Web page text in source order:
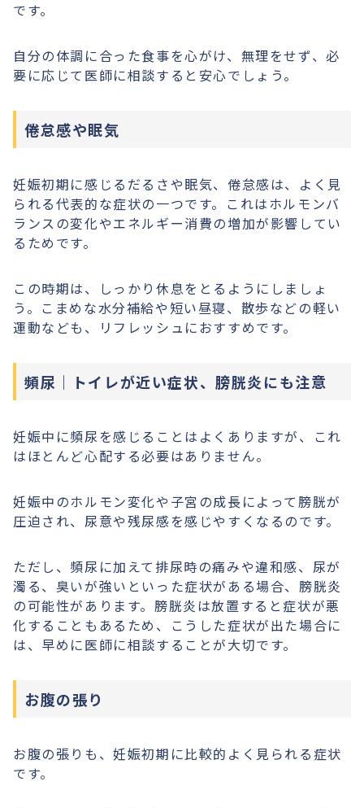
です。
自分の体調に合った食事を心がけ、無理をせず、必
要に応じて医師に相談すると安心でしょう。
倦怠感や眠気
妊娠初期に感じるだるさや眠気、倦怠感は、よく見
られる代表的な症状の一つです。これはホルモンバ
ランスの変化やエネルギー消費の増加が影響してい
るためです。
この時期は、しっかり休息をとるようにしましょ
う。こまめな水分補給や短い昼寝、散歩などの軽い
運動なども、リフレッシュにおすすめです。
頻尿｜トイレが近い症状、膀胱炎にも注意
妊娠中に頻尿を感じることはよくありますが、これ
はほとんど心配する必要はありません。
妊娠中のホルモン変化や子宮の成長によって膀胱が
圧迫され、尿意や残尿感を感じやすくなるのです。
ただし、頻尿に加えて排尿時の痛みや違和感、尿が
濁る、臭いが強いといった症状がある場合、膀胱炎
の可能性があります。膀胱炎は放置すると症状が悪
化することもあるため、こうした症状が出た場合に
は、早めに医師に相談することが大切です。
お腹の張り
お腹の張りも、妊娠初期に比較的よく見られる症状
です。